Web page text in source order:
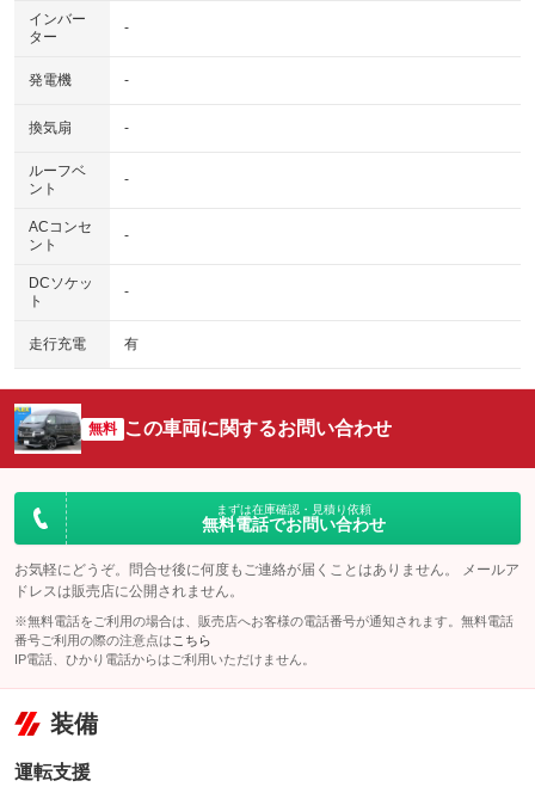
インバー
ター
-
発電機 -
換気扇 -
ルーフベ
ント
-
ACコンセ
ント
-
DCソケッ
ト
-
走行充電 有
無料 この車両に関するお問い合わせ
まずは在庫確認・見積り依頼
無料電話でお問い合わせ
お気軽にどうぞ。問合せ後に何度もご連絡が届くことはありません。 メールア
ドレスは販売店に公開されません。
※無料電話をご利用の場合は、販売店へお客様の電話番号が通知されます。無料電話
番号ご利用の際の注意点は こちら
IP電話、ひかり電話からはご利用いただけません。
装備
運転支援